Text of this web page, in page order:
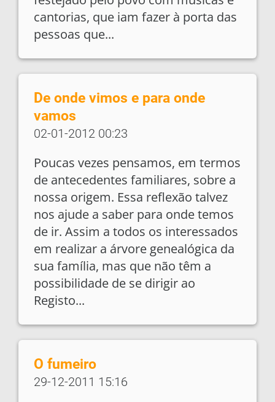
cantorias, que iam fazer à porta das
pessoas que...
De onde vimos e para onde
vamos
02-01-2012 00:23
Poucas vezes pensamos, em termos
de antecedentes familiares, sobre a
nossa origem. Essa reflexão talvez
nos ajude a saber para onde temos
de ir. Assim a todos os interessados
em realizar a árvore genealógica da
sua família, mas que não têm a
possibilidade de se dirigir ao
Registo...
O fumeiro
29-12-2011 15:16